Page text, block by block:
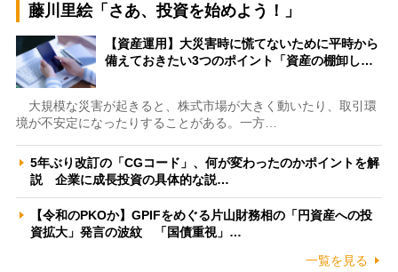
藤川里絵「さあ、投資を始めよう！」
【資産運用】大災害時に慌てないために平時から
備えておきたい3つのポイント「資産の棚卸し…
大規模な災害が起きると、株式市場が大きく動いたり、取引環
境が不安定になったりすることがある。一方…
5年ぶり改訂の「CGコード」、何が変わったのかポイントを解
説 企業に成長投資の具体的な説…
【令和のPKOか】GPIFをめぐる片山財務相の「円資産への投
資拡大」発言の波紋 「国債重視」…
一覧を見る